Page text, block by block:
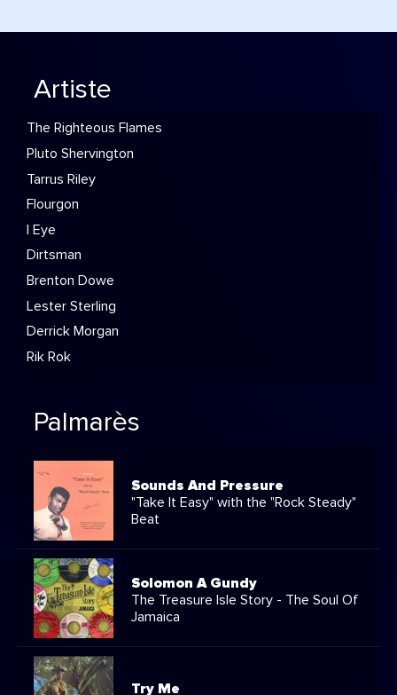
Artiste
The Righteous Flames
Pluto Shervington
Tarrus Riley
Flourgon
I Eye
Dirtsman
Brenton Dowe
Lester Sterling
Derrick Morgan
Rik Rok
Palmarès
Sounds And Pressure
"Take It Easy" with the "Rock Steady"
Beat
Solomon A Gundy
The Treasure Isle Story - The Soul Of
Jamaica
Try Me